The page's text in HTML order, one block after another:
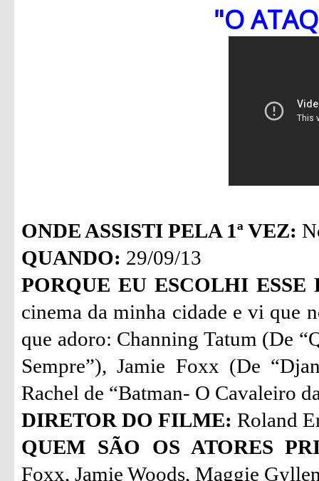
"O
ONDE ASSISTI PELA 1ª VEZ:
QUANDO: 29/09/13
PORQUE EU ESCOLHI ESSE
cinema da minha cidade e vi que
que adoro: Channing Tatum (De
Sempre”), Jamie Foxx (De
Rachel de “Batman- O Cavaleiro
DIRETOR DO FILME: Roland
QUEM SÃO OS ATORES
Foxx, Jamie Woods, Maggie